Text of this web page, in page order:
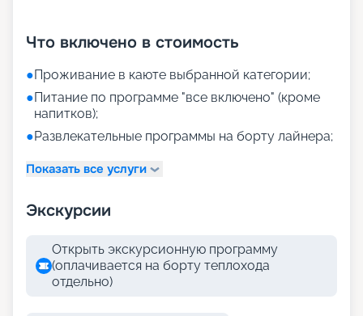
Что включено в стоимость
●Проживание в каюте выбранной категории;
●Питание по программе "все включено" (кроме
напитков);
●Развлекательные программы на борту лайнера;
Показать все услуги
Экскурсии
Открыть экскурсионную программу
(оплачивается на борту теплохода
отдельно)